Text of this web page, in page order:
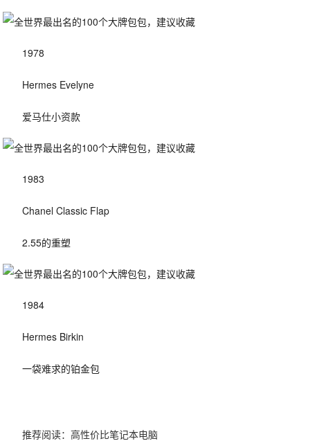
1978
Hermes Evelyne
爱马仕小资款
1983
Chanel Classic Flap
2.55的重塑
1984
Hermes Birkin
一袋难求的铂金包
推荐阅读：高性价比笔记本电脑